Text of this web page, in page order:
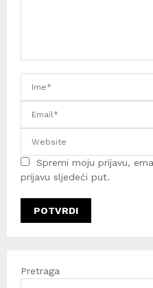
Spremi moju prijavu,
prijavu sljedeći put.
Pretraga